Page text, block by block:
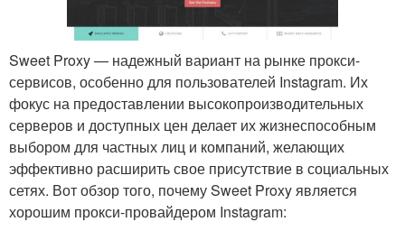
Sweet Proxy — надежный вариант на рынке прокси-
сервисов, особенно для пользователей Instagram. Их
фокус на предоставлении высокопроизводительных
серверов и доступных цен делает их жизнеспособным
выбором для частных лиц и компаний, желающих
эффективно расширить свое присутствие в социальных
сетях. Вот обзор того, почему Sweet Proxy является
хорошим прокси-провайдером Instagram: